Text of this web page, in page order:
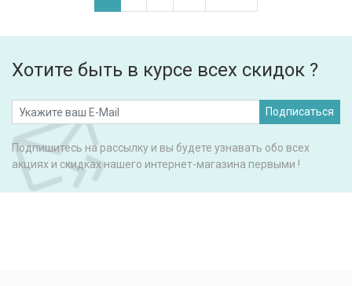
Хотите быть в курсе всех скидок ?
Подписаться
Подпишитесь на рассылку и вы будете узнавать обо всех
акциях и скидках нашего интернет-магазина первыми !